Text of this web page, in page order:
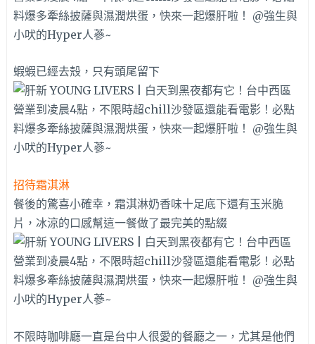
蝦蝦已經去殼，只有頭尾留下
招待霜淇淋
餐後的驚喜小確幸，霜淇淋奶香味十足底下還有玉米脆
片，冰涼的口感幫這一餐做了最完美的點綴
不限時咖啡廳一直是台中人很愛的餐廳之一，尤其是他們